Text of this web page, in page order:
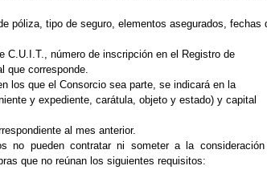
póliza, tipo de seguro, elementos asegurados, fechas
C.U.I.T., número de inscripción en el Registro de
que corresponde.
los que el Consorcio sea parte, se indicará en la
y expediente, carátula, objeto y estado) y capital
al mes anterior.
no pueden contratar ni someter a la consideración
que no reúnan los siguientes requisitos: